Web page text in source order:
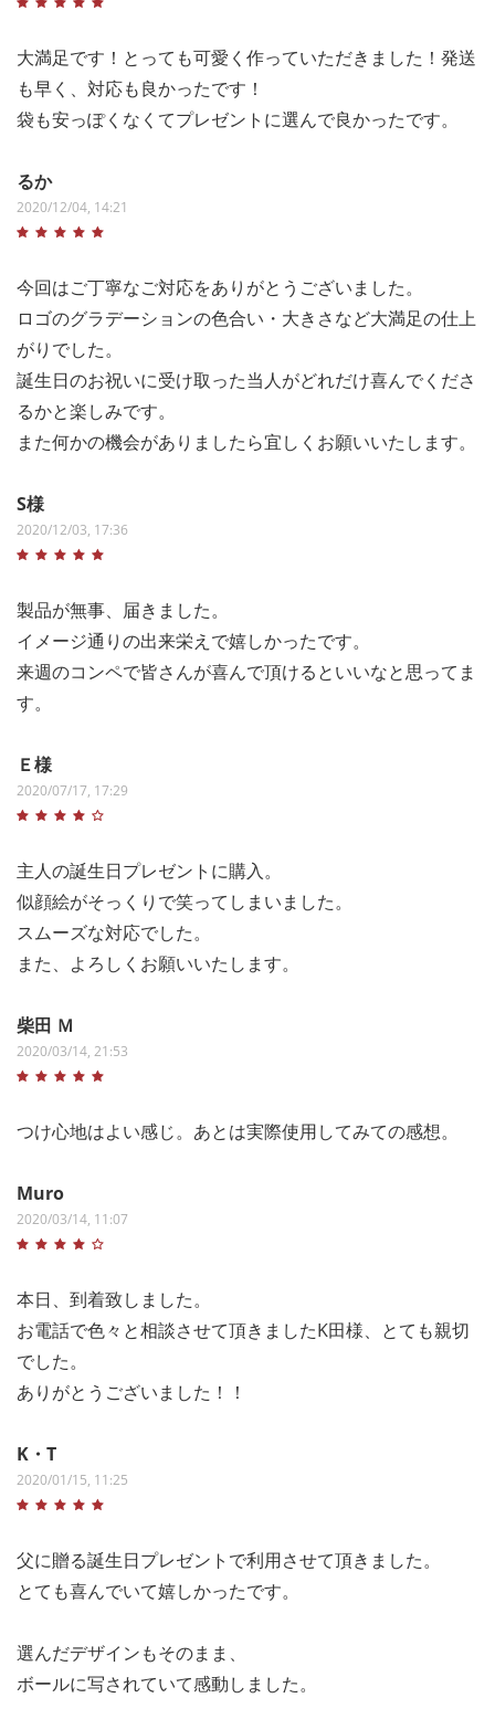
大満足です！とっても可愛く作っていただきました！発送
も早く、対応も良かったです！
袋も安っぽくなくてプレゼントに選んで良かったです。
るか
2020/12/04, 14:21
今回はご丁寧なご対応をありがとうございました。
ロゴのグラデーションの色合い・大きさなど大満足の仕上
がりでした。
誕生日のお祝いに受け取った当人がどれだけ喜んでくださ
るかと楽しみです。
また何かの機会がありましたら宜しくお願いいたします。
S様
2020/12/03, 17:36
製品が無事、届きました。
イメージ通りの出来栄えで嬉しかったです。
来週のコンペで皆さんが喜んで頂けるといいなと思ってま
す。
Ｅ様
2020/07/17, 17:29
主人の誕生日プレゼントに購入。
似顔絵がそっくりで笑ってしまいました。
スムーズな対応でした。
また、よろしくお願いいたします。
柴田 Ｍ
2020/03/14, 21:53
つけ心地はよい感じ。あとは実際使用してみての感想。
Muro
2020/03/14, 11:07
本日、到着致しました。
お電話で色々と相談させて頂きましたK田様、とても親切
でした。
ありがとうございました！！
K・T
2020/01/15, 11:25
父に贈る誕生日プレゼントで利用させて頂きました。
とても喜んでいて嬉しかったです。
選んだデザインもそのまま、
ボールに写されていて感動しました。